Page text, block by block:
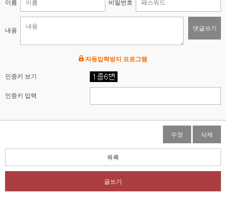
이름 비밀번호
내용 댓글쓰기
자동입력방지 프로그램
인증키 보기
인증키 입력
수정 삭제
목록
글쓰기